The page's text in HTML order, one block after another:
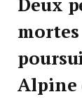
Deux
Alpine